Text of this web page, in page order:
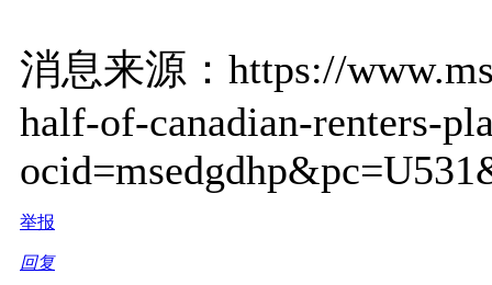
消息来源：https://
half-of-canadian-renters-
举报
回复